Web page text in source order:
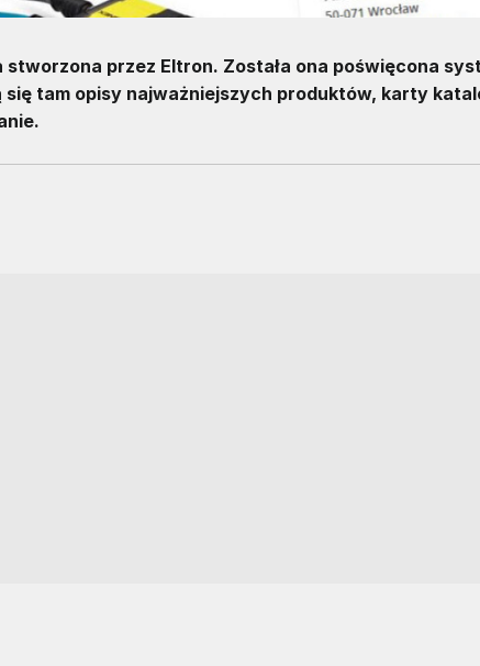
przez Eltron. Została ona poświęcona
tam opisy najważniejszych produktów, karty